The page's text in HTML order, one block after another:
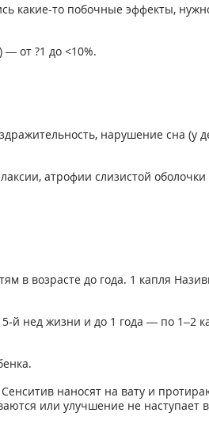
какие-то побочные эффекты,
— от ?1 до <10%.
нарушение сна (у
атрофии слизистой оболочки
в возрасте до года. 1 капля
й нед жизни и до 1 года — по 1–2
наносят на вату и
или улучшение не наступает